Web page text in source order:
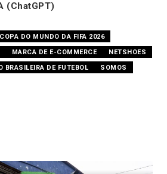
(ChatGPT)
COPA DO MUNDO DA FIFA 2026
MARCA DE E-COMMERCE
NETSHOES
BRASILEIRA DE FUTEBOL SOMOS